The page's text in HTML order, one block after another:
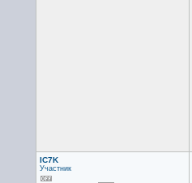
IC7K
Участник